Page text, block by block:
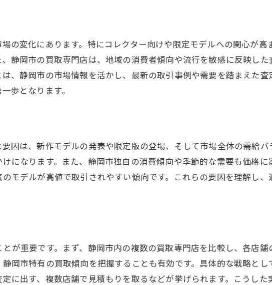
で時計売却を考えるべき今の理由
計市場でオメガを売る好機を探る
買取市場の動向から見る売り時
の市場変化とオメガ売却のメリット
買取価格が静岡市で動く理由とは
に影響するモデルや年式の特徴
要がオメガ買取に及ぼす影響を解説
が査定額に与える影響
買取で重要な時計の状態チェック
の変化にあります。特にコレクター向けや限定モデルへの関心が高
静岡市の買取専門店は、地域の消費者傾向や流行を敏感に反映した
、静岡市の市場情報を活かし、最新の取引事例や需要を踏まえた査
歩となります。
因は、新作モデルの発表や限定版の登場、そして市場全体の需給バ
になります。また、静岡市独自の消費傾向や季節的な需要も価格に
モデルが高値で取引されやすい傾向です。これらの要因を理解し、
が重要です。まず、静岡市内の複数の買取専門店を比較し、各店舗
岡市特有の買取傾向を把握することも有効です。具体的な戦略とし
に出す、複数店舗で見積もりを取るなどが挙げられます。こうした